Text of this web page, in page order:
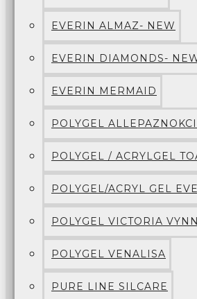
EVERIN ALMAZ- NEW
EVERIN DIAMONDS-
EVERIN MERMAID
POLYGEL
POLYGEL / ACRYLGEL
POLYGEL/ACRYL GEL
POLYGEL VICTORIA VYNN
POLYGEL VENALISA
PURE LINE SILCARE